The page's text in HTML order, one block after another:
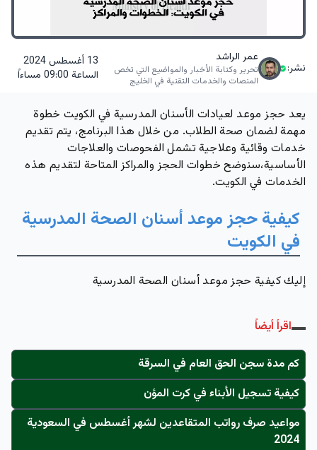
نشر:
عمر الراشد
تحرير وكتابة الأخبار والمواضيع التي تخص
المنصات والخدمات التقنية في الخليج
13 أغسطس 2024
الساعة 09:00 مساءاً
يعد حجز موعد لعيادات الأسنان المدرسية في الكويت خطوة
مهمة لضمان صحة الطلاب. من خلال هذا البرنامج، يتم تقديم
خدمات وقائية وعلاجية تشمل الفحوصات والعلاجات
الأساسية،سنوضح خطوات الحجز والمراكز المتاحة لتقديم هذه
الخدمات في الكويت.
كيفية حجز موعد أسنان الصحة المدرسية
في الكويت
إليك كيفية حجز موعد أسنان الصحة المدرسية
اقرأ أيضاً
كم مدة سجن الحق العام في السرقة
كيفية تسجيل الأبناء في كرت المؤن
مواعيد صرف رواتب المتقاعدين لشهر أغسطس في السعودية
2024